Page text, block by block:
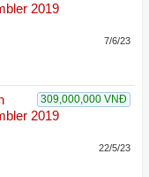
2019
7/6/23
309,000,000 VNĐ
2019
22/5/23